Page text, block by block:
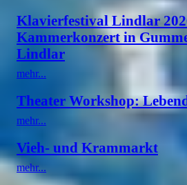
Klavierfestival Lindlar
Kammerkonzert in
Lindlar
mehr...
Theater Workshop:
mehr...
Vieh- und Krammarkt
mehr...